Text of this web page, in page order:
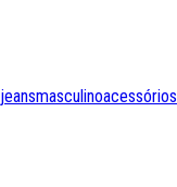
jeansmasculinoacessórios